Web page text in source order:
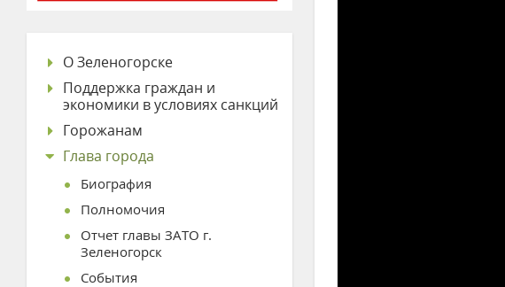
О Зеленогорске
Поддержка граждан и
экономики в условиях санкций
Горожанам
Глава города
Биография
Полномочия
Отчет главы ЗАТО г.
Зеленогорск
События